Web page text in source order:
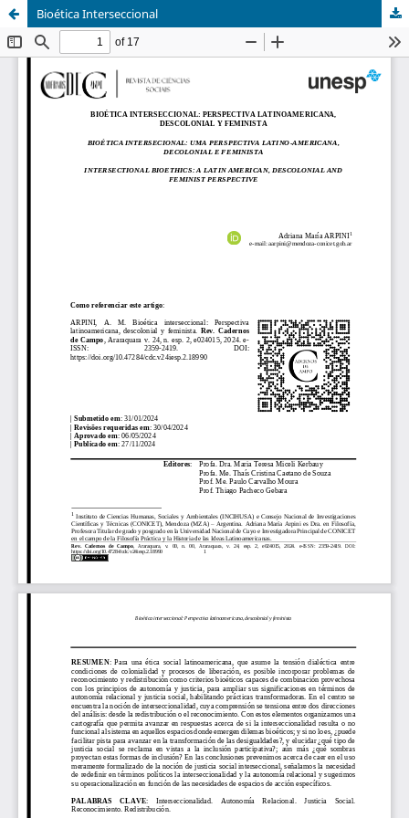
Bioética Interseccional